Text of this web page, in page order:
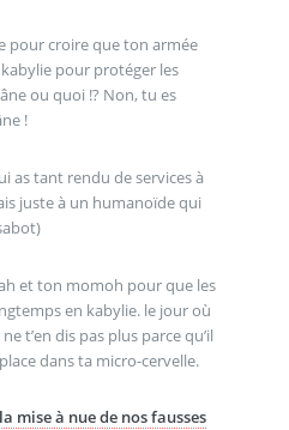
pour croire que ton armée
pour protéger les
ou quoi !? Non, tu es
!
as tant rendu de services à
juste à un humanoïde qui
et ton momoh pour que les
en kabylie. le jour où
t’en dis pas plus parce qu’il
dans ta micro-cervelle.
mise à nue de nos fausses